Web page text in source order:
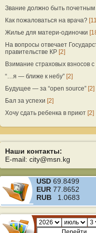
Звание должно быть почетным
Как пожаловаться на врача?
Жилье для матери-одиночки
На вопросы отвечает
правительстве КР [2]
Взимание страховых взносов
“…я — ближе к небу” [2]
Будущее — за “open source” [2]
Бал за успехи [2]
Хочу сдать ребенка в приют [2]
Наши контакты:
E-mail: city@msn.kg
USD 69.8499
EUR 77.8652
RUB 1.0683